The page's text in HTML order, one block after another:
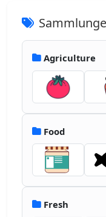
Agriculture
Food
Fresh